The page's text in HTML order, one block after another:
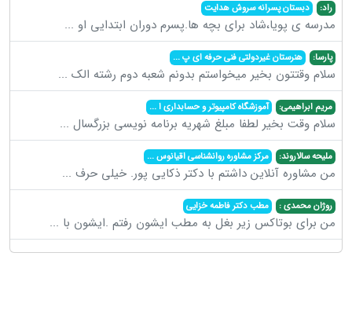
راد: دبستان پسرانه سروش هدایت
مدرسه ی پویا،شاد برای بچه ها.پسرم دوران ابتدایی او ...
پارسا: هنرستان غیردولتی فنی حرفه ای پ...
سلام وقتتون بخیر میخواستم بدونم شعبه دوم رشته الک ...
مریم ابراهیمی: آموزشگاه کامپیوتر و حسابداری ا...
سلام وقت بخیر لطفا مبلغ شهریه برنامه نویسی بزرگسال ...
ملیحه سالاروند: مرکز مشاوره روانشناسی اقیانوس...
من مشاوره آنلاین داشتم با دکتر ذکایی پور. خیلی حرف ...
روژان محمدی : مطب دکتر فاطمه خزایی
من برای بوتاکس زیر بغل به مطب ایشون رفتم .ایشون با ...